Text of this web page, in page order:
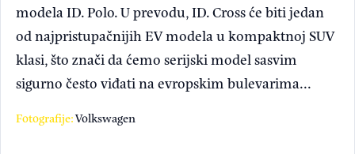
modela ID. Polo. U prevodu, ID. Cross će biti jedan
od najpristupačnijih EV modela u kompaktnoj SUV
klasi, što znači da ćemo serijski model sasvim
sigurno često viđati na evropskim bulevarima...
Fotografije:Volkswagen